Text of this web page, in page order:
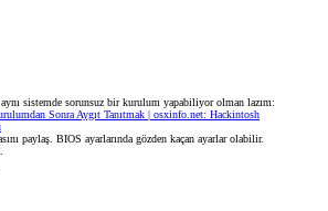
sistemde sorunsuz bir kurulum yapabiliyor olman lazım:
Sonra Aygıt Tanıtmak | osxinfo.net: Hackintosh
paylaş. BIOS ayarlarında gözden kaçan ayarlar olabilir.